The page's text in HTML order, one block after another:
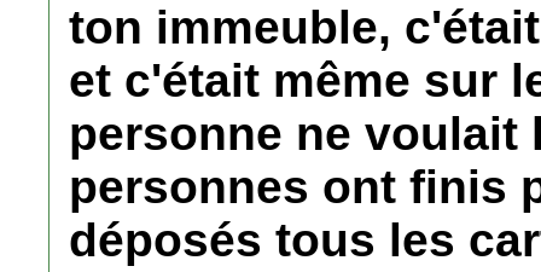
ton immeuble,
et c'était même sur
personne ne voulait
personnes ont finis
déposés tous les